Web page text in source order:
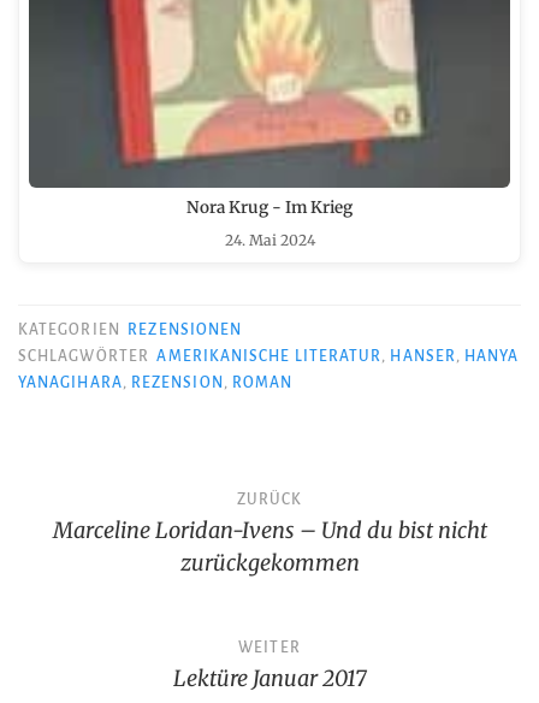
Nora Krug - Im Krieg
24. Mai 2024
KATEGORIEN
REZENSIONEN
SCHLAGWÖRTER
AMERIKANISCHE LITERATUR, HANSER, HANYA
YANAGIHARA, REZENSION , ROMAN
Beitragsnavigation
ZURÜCK
Marceline Loridan-Ivens – Und du bist nicht
zurückgekommen
WEITER
Lektüre Januar 2017